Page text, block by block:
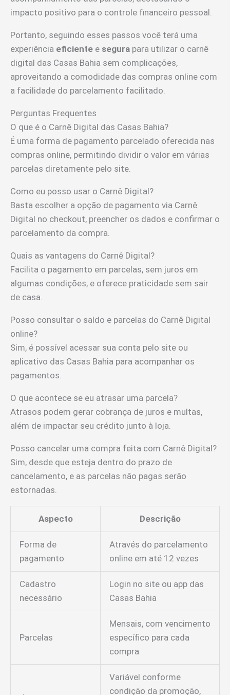
impacto positivo para o controle financeiro pessoal.
Portanto, seguindo esses passos você terá uma
experiência eficiente e segura para utilizar o carnê
digital das Casas Bahia sem complicações,
aproveitando a comodidade das compras online com
a facilidade do parcelamento facilitado.
Perguntas Frequentes
O que é o Carnê Digital das Casas Bahia?
É uma forma de pagamento parcelado oferecida nas
compras online, permitindo dividir o valor em várias
parcelas diretamente pelo site.
Como eu posso usar o Carnê Digital?
Basta escolher a opção de pagamento via Carnê
Digital no checkout, preencher os dados e confirmar o
parcelamento da compra.
Quais as vantagens do Carnê Digital?
Facilita o pagamento em parcelas, sem juros em
algumas condições, e oferece praticidade sem sair
de casa.
Posso consultar o saldo e parcelas do Carnê Digital
online?
Sim, é possível acessar sua conta pelo site ou
aplicativo das Casas Bahia para acompanhar os
pagamentos.
O que acontece se eu atrasar uma parcela?
Atrasos podem gerar cobrança de juros e multas,
além de impactar seu crédito junto à loja.
Posso cancelar uma compra feita com Carnê Digital?
Sim, desde que esteja dentro do prazo de
cancelamento, e as parcelas não pagas serão
estornadas.
Aspecto Descrição
Forma de
pagamento
Através do parcelamento
online em até 12 vezes
Cadastro
necessário
Login no site ou app das
Casas Bahia
Parcelas
Mensais, com vencimento
específico para cada
compra
Variável conforme
condição da promoção,